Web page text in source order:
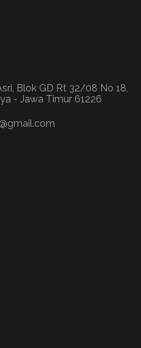
Blok GD Rt 32/08 No 18,
- Jawa Timur 61226